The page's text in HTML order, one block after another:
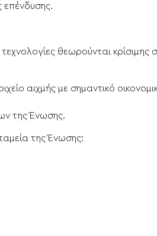
επένδυσης.
θεωρούνται κρίσιμης
αιχμής με σημαντικό
της Ένωσης.
της Ένωσης: